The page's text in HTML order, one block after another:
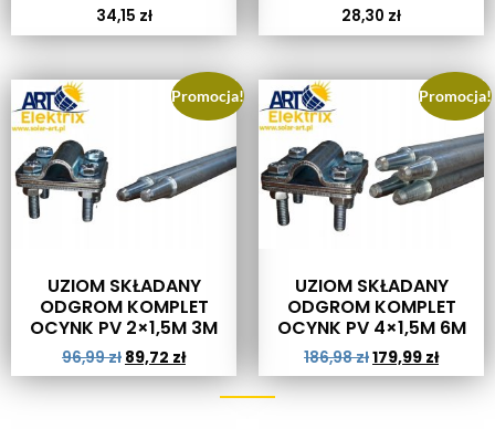
34,15 zł 28,30 zł
Promocja!
UZIOM SKŁADANY
ODGROM KOMPLET
OCYNK PV 2×1,5M 3M
96,99zł 89,72 zł
Promocja!
UZIOM SKŁADANY
ODGROM KOMPLET
OCYNK PV 4×1,5M 6M
186,98zł179,99 zł